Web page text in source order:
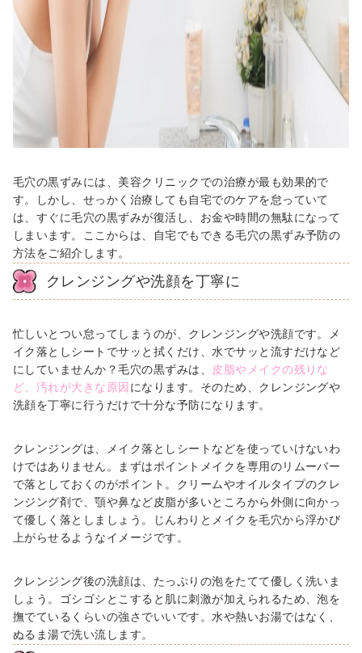
毛穴の黒ずみには、美容クリニックでの治療が最も効果的で
す。しかし、せっかく治療しても自宅でのケアを怠っていて
は、すぐに毛穴の黒ずみが復活し、お金や時間の無駄になって
しまいます。ここからは、自宅でもできる毛穴の黒ずみ予防の
方法をご紹介します。
クレンジングや洗顔を丁寧に
忙しいとつい怠ってしまうのが、クレンジングや洗顔です。メ
イク落としシートでサッと拭くだけ、水でサッと流すだけなど
にしていませんか？毛穴の黒ずみは、 皮脂やメイクの残りな
ど、汚れが大きな原因 になります。そのため、クレンジングや
洗顔を丁寧に行うだけで十分な予防になります。
クレンジングは、メイク落としシートなどを使っていけないわ
けではありません。まずはポイントメイクを専用のリムーバー
で落としておくのがポイント。クリームやオイルタイプのクレ
ンジング剤で、顎や鼻など皮脂が多いところから外側に向かっ
て優しく落としましょう。じんわりとメイクを毛穴から浮かび
上がらせるようなイメージです。
クレンジング後の洗顔は、たっぷりの泡をたてて優しく洗いま
しょう。ゴシゴシとこすると肌に刺激が加えられるため、泡を
撫でているくらいの強さでいいです。水や熱いお湯ではなく、
ぬるま湯で洗い流します。